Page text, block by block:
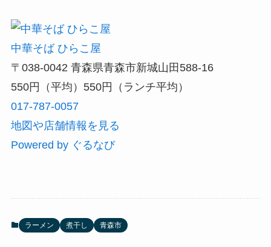
中華そば ひらこ屋
〒038-0042 青森県青森市新城山田588-16
550円（平均）550円（ランチ平均）
017-787-0057
地図や店舗情報を見る
Powered by ぐるなび
ラーメン 煮干し 青森市